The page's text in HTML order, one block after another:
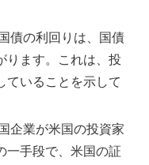
債の利回りは、国債
ります。これは、投
ていることを示して
企業が米国の投資家
一手段で、米国の証